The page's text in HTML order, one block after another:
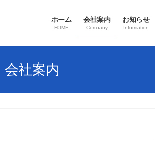
ホーム
HOME
会社案内
Company
お知らせ
Information
会社案内